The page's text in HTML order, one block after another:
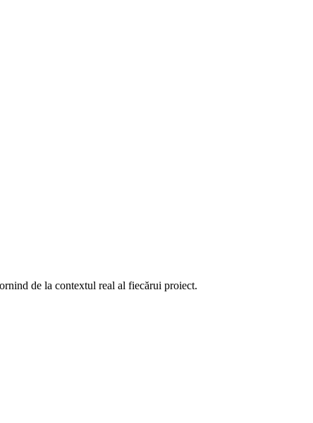
de la contextul real al fiecărui proiect.